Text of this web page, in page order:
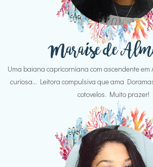
Uma baiana capricorniana com ascendente em
curiosa... Leitora compulsiva que ama
cotovelos. Muito prazer!